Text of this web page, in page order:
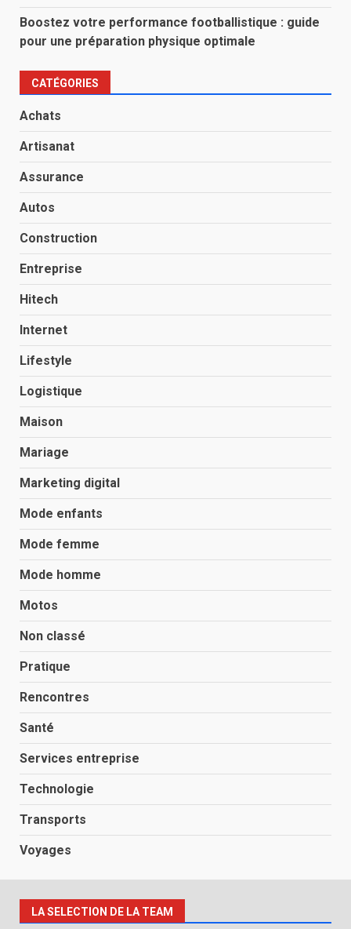
Boostez votre performance footballistique : guide
pour une préparation physique optimale
CATÉGORIES
Achats
Artisanat
Assurance
Autos
Construction
Entreprise
Hitech
Internet
Lifestyle
Logistique
Maison
Mariage
Marketing digital
Mode enfants
Mode femme
Mode homme
Motos
Non classé
Pratique
Rencontres
Santé
Services entreprise
Technologie
Transports
Voyages
LA SELECTION DE LA TEAM